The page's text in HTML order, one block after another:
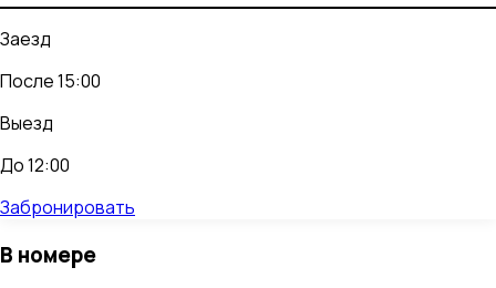
Заезд
После 15:00
Выезд
До 12:00
Забронировать
В номере